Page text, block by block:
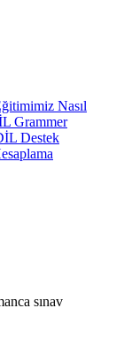
Nasıl
Grammer
Destek
sınav